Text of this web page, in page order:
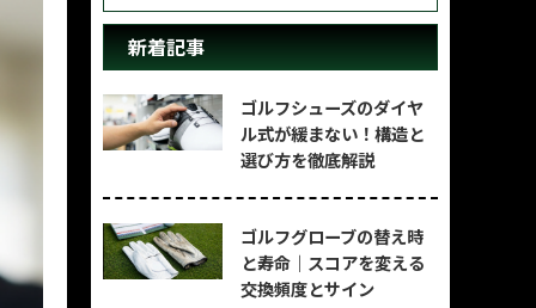
新着記事
ゴルフシューズのダイヤ
ル式が緩まない！構造と
選び方を徹底解説
ゴルフグローブの替え時
と寿命｜スコアを変える
交換頻度とサイン